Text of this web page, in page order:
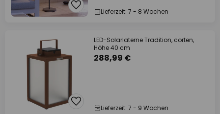
Lieferzeit: 7 - 8 Wochen
LED-Solarlaterne Tradition, corten,
Höhe 40 cm
288,99 €
Lieferzeit: 7 - 9 Wochen